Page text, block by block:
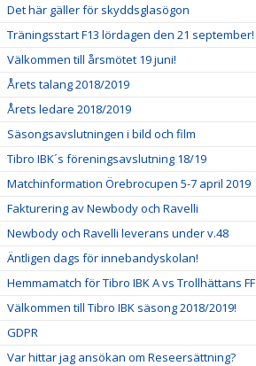
Det här gäller för skyddsglasögon
Träningsstart F13 lördagen den 21 september!
Välkommen till årsmötet 19 juni!
Årets talang 2018/2019
Årets ledare 2018/2019
Säsongsavslutningen i bild och film
Tibro IBK´s föreningsavslutning 18/19
Matchinformation Örebrocupen 5-7 april 2019
Fakturering av Newbody och Ravelli
Newbody och Ravelli leverans under v.48
Äntligen dags för innebandyskolan!
Hemmamatch för Tibro IBK A vs Trollhättans FF
Välkommen till Tibro IBK säsong 2018/2019!
GDPR
Var hittar jag ansökan om Reseersättning?